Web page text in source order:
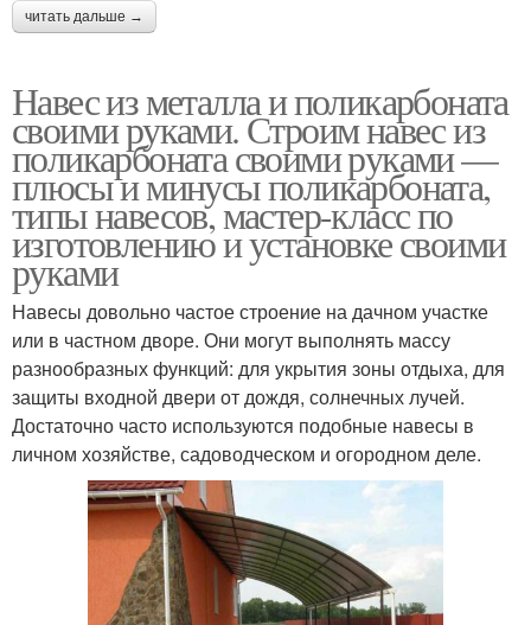
читать дальше →
Навес из металла и поликарбоната
своими руками. Строим навес из
поликарбоната своими руками —
плюсы и минусы поликарбоната,
типы навесов, мастер-класс по
изготовлению и установке своими
руками
Навесы довольно частое строение на дачном участке
или в частном дворе. Они могут выполнять массу
разнообразных функций: для укрытия зоны отдыха, для
защиты входной двери от дождя, солнечных лучей.
Достаточно часто используются подобные навесы в
личном хозяйстве, садоводческом и огородном деле.